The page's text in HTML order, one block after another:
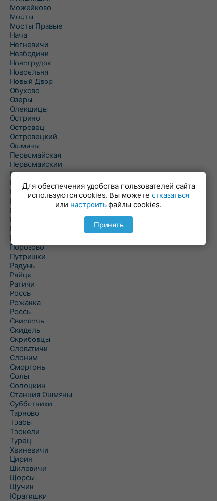
Можейково
Мосты
Мосты Правые
Нача
Негневичи
Незбодичи
Новогрудок
Новоельня
Новый Двор
Обухово
Озеры
Олекшицы
Острино
Островец
Островецкий
Ошмяны
Первомайская
Первомайский
Пески
Петревичи
Погородно
Пограничный
Подлабенье
Подольцы
Подороск
Поречье
Порозово
Путришки
Радунь
Райца
Ратичи
Роcсь
Рожанка
Россь
Свислочь
Скидель
Скрибовцы
Словатичи
Слоним
Сморгонь
Солы
Сопоцкин
Станция Ошмяны
Субботники
Тарново
Трабы
Трокели
Турец
Хвиневичи
Цирин
Шиловичи
Щорсы
Щучин
Юратишки
Для обеспечения удобства пользователей сайта
используются cookies. Вы можете отказаться
или настроить файлы cookies.
Принять